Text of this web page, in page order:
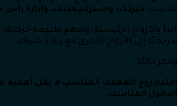
يناسب خبرتك، واستراتيجيتك، وإدارة رأس
ابدأ بالأزواج الرئيسية، وافهم طبيعة حركتها
تدريجيًا إلى الأزواج الأخرى مع زيادة خبرتك.
وتذكر دائمًا:
اختيار زوج العملات المناسب لا يقل أهمية
الدخول المناسب.